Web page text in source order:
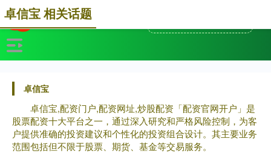
卓信宝
卓信宝,配资门户,配资网址,炒股配资「配资官网开户」是
股票配资十大平台之一，通过深入研究和严格风险控制，为客
户提供准确的投资建议和个性化的投资组合设计。其主要业务
范围包括但不限于股票、期货、基金等交易服务。
卓信宝 相关话题